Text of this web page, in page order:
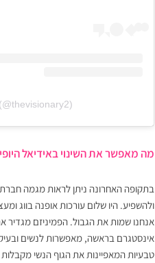
מה מאפשר את השינוי באידיאל
בתקופה האחרונה ניתן לראות מגמה
ולהשפיע. היו שלום עורכות אופנה בווג
אנחנו שמות את הגבול. הפמיניזם מגדיר
אינסטגרם בראשה, מאפשרות לנשים
טבעיות המאפיינות את הגוף הנשי